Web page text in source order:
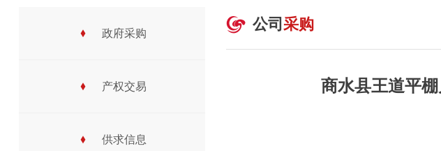
 政府采购
 产权交易
 供求信息
 公司 采购
商水县王道平